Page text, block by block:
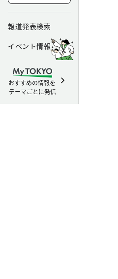
報道発表検索
イベント情報
おすすめの情報を
テーマごとに発信